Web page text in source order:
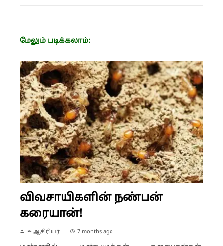
மேலும் படிக்கலாம்:
விவசாயிகளின் நண்பன்
கரையான்!
✒ ஆசிரியர் 7 months ago